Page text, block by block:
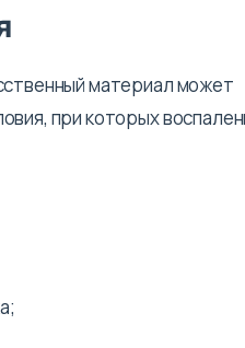
материал может
при которых